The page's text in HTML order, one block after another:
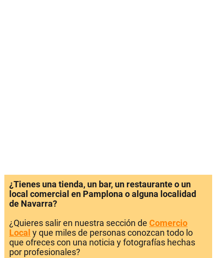
¿Tienes una tienda, un bar, un restaurante o un
local comercial en Pamplona o alguna localidad
de Navarra?
¿Quieres salir en nuestra sección de Comercio
Local y que miles de personas conozcan todo lo
que ofreces con una noticia y fotografías hechas
por profesionales?